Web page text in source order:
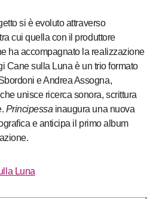
si è evoluto attraverso
cui quella con il produttore
ha accompagnato la realizzazione
Cane sulla Luna è un trio formato
e Andrea Assogna,
unisce ricerca sonora, scrittura
Principessa inaugura una nuova
e anticipa il primo album
Luna